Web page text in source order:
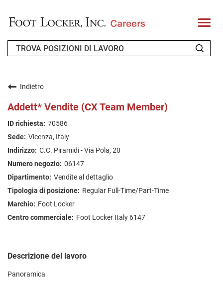
T
o
l
FAQ
CERCA LAVORO
Indietro
Addett* Vendite (CX Team Member)
70586
Vicenza, Italy
C.C. Piramidi - Via Pola, 20
06147
Vendite al dettaglio
Regular Full-Time/Part-Time
Foot Locker
Foot Locker Italy 6147
Descrizione del lavoro
Panoramica